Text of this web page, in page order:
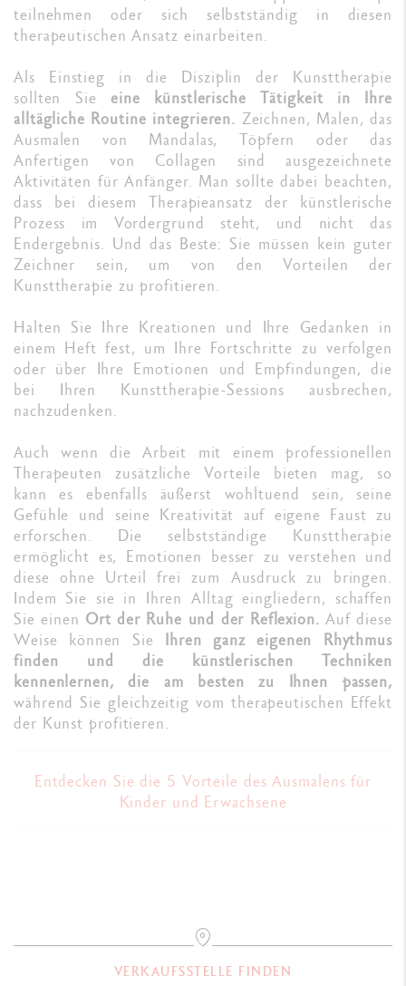
teilnehmen oder sich selbstständig in diesen
therapeutischen Ansatz einarbeiten.
Als Einstieg in die Disziplin der Kunsttherapie
sollten Sieeine künstlerische Tätigkeit in Ihre
alltägliche Routine integrieren. Zeichnen, Malen, das
Ausmalen von Mandalas, Töpfern oder das
Anfertigen von Collagen sind ausgezeichnete
Aktivitäten für Anfänger. Man sollte dabei beachten,
dass bei diesem Therapieansatz der künstlerische
Prozess im Vordergrund steht, und nicht das
Endergebnis. Und das Beste: Sie müssen kein guter
Zeichner sein, um von den Vorteilen der
Kunsttherapie zu profitieren.
Halten Sie Ihre Kreationen und Ihre Gedanken in
einem Heft fest, um Ihre Fortschritte zu verfolgen
oder über Ihre Emotionen und Empfindungen, die
bei Ihren Kunsttherapie-Sessions ausbrechen,
nachzudenken.
Auch wenn die Arbeit mit einem professionellen
Therapeuten zusätzliche Vorteile bieten mag, so
kann es ebenfalls äußerst wohltuend sein, seine
Gefühle und seine Kreativität auf eigene Faust zu
erforschen. Die selbstständige Kunsttherapie
ermöglicht es, Emotionen besser zu verstehen und
diese ohne Urteil frei zum Ausdruck zu bringen.
Indem Sie sie in Ihren Alltag eingliedern, schaffen
Sie einen Ort der Ruhe und der Reflexion. Auf diese
Weise können Sie Ihren ganz eigenen Rhythmus
finden und die künstlerischen Techniken
kennenlernen, die am besten zu Ihnen passen,
während Sie gleichzeitig vom therapeutischen Effekt
der Kunst profitieren.
Entdecken Sie die 5 Vorteile des Ausmalens für
Kinder und Erwachsene
VERKAUFSSTELLE FINDEN